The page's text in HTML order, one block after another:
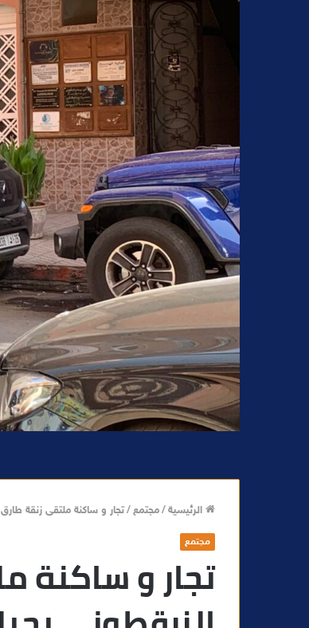
الرئيسية/مجتمع/تجار و ساكنة ملتقى زنقة
مجتمع
تجار و ساكنة